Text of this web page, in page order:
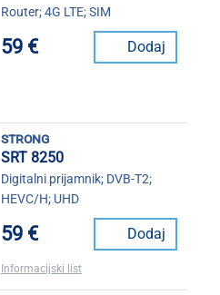
Router; 4G LTE; SIM
59 € Dodaj
strong
SRT 8250
Digitalni prijamnik; DVB-T2;
HEVC/H; UHD
59 € Dodaj
Informacijski list